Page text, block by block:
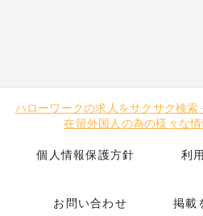
ハローワークの求人をサクサク検索
在留外国人の為の様々な情
個人情報保護方針 利
お問い合わせ 掲載